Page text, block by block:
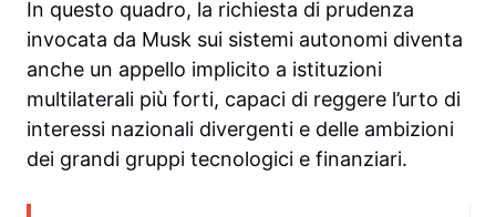
In questo quadro, la richiesta di prudenza
invocata da Musk sui sistemi autonomi diventa
anche un appello implicito a istituzioni
multilaterali più forti, capaci di reggere l’urto di
interessi nazionali divergenti e delle ambizioni
dei grandi gruppi tecnologici e finanziari.